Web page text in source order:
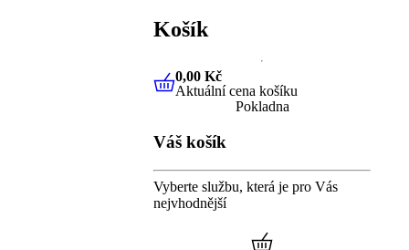
Košík
0,00 KčAktuální cena košíku
0,00 Kč
Aktuální cena košíku
Pokladna
Váš košík
Vyberte službu, která je pro Vás
nejvhodnější